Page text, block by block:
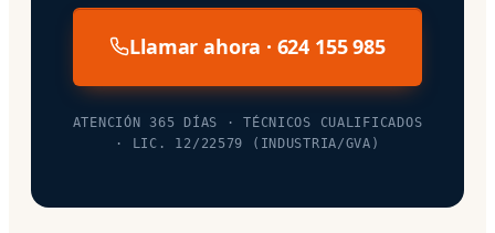
Llamar ahora · 624 155 985
ATENCIÓN 365 DÍAS · TÉCNICOS CUALIFICADOS
· LIC. 12/22579 (INDUSTRIA/GVA)